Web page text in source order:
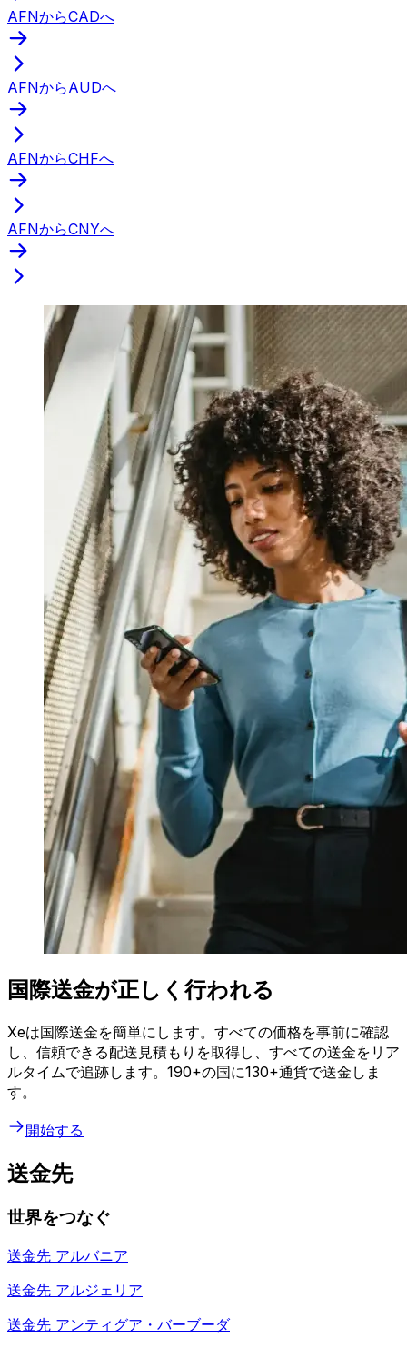
AFNからCADへ
AFNからAUDへ
AFNからCHFへ
AFNからCNYへ
国際送金が正しく行われる
Xeは国際送金を簡単にします。すべての価格を事前に確認
し、信頼できる配送見積もりを取得し、すべての送金をリア
ルタイムで追跡します。190+の国に130+通貨で送金しま
す。
開始する
送金先
世界をつなぐ
送金先 アルバニア
送金先 アルジェリア
送金先 アンティグア・バーブーダ